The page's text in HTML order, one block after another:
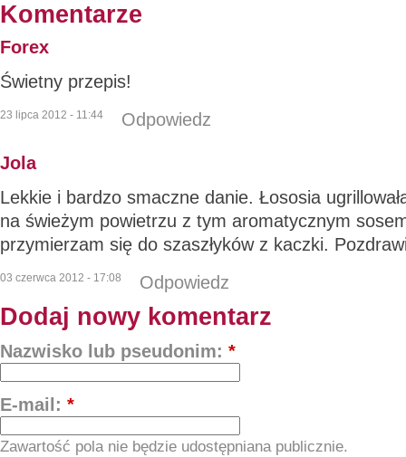
Komentarze
Forex
Świetny przepis!
23 lipca 2012 - 11:44 Odpowiedz
Jola
Lekkie i bardzo smaczne danie. Łososia
na świeżym powietrzu z tym aromatycznym
przymierzam się do szaszłyków z kaczki.
03 czerwca 2012 - 17:08 Odpowiedz
Dodaj nowy komentarz
Nazwisko lub pseudonim: *
E-mail: *
Zawartość pola nie będzie udostępniana publicznie.